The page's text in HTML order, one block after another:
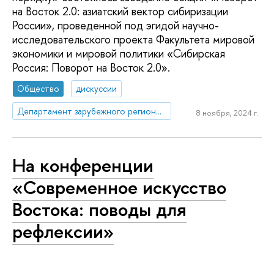
на Восток 2.0: азиатский вектор сибиризации
России», проведенной под эгидой научно-
исследовательского проекта Факультета мировой
экономики и мировой политики «Сибирская
Россия: Поворот на Восток 2.0».
Общество
дискуссии
Департамент зарубежного регионоведения
8 ноября, 2024 г.
На конференции
«Современное искусство
Востока: поводы для
рефлексии»